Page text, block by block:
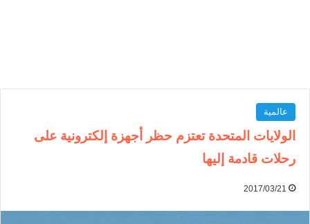
عالمية
الولايات المتحدة تعتزم حظر أجهزة إلكترونية على
رحلات قادمة إليها
2017/03/21